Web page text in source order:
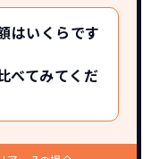
はいくらです
べてみてくだ